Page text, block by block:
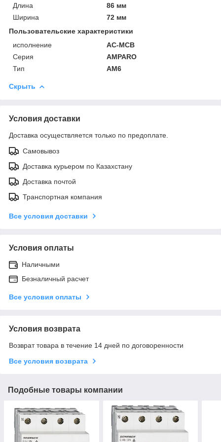
Длина
86 мм
Ширина
72 мм
Пользовательские характеристики
исполнение
AC-MCB
Серия
AMPARO
Тип
AM6
Скрыть
Условия доставки
Доставка осуществляется только по предоплате.
Самовывоз
Доставка курьером по Казахстану
Доставка почтой
Транспортная компания
Все условия доставки
Условия оплаты
Наличными
Безналичный расчет
Все условия оплаты
Условия возврата
Возврат товара в течение 14 дней по договоренности
Все условия возврата
Подобные товары компании